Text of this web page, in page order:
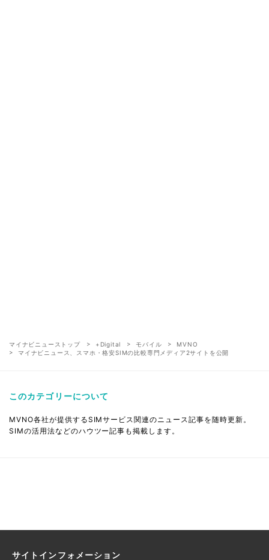
マイナビニューストップ +Digital モバイル
MVNO
マイナビニュース、スマホ・格安SIMの比較専門メディア2サイトを公開
このカテゴリーについて
MVNO各社が提供するSIMサービス関連のニュース記事を随時更新。
SIMの活用法などのハウツー記事も掲載します。
サイトインフォメーション